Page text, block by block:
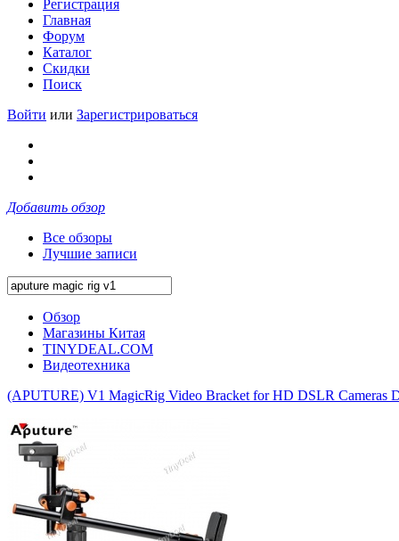
Регистрация
Главная
Форум
Каталог
Скидки
Поиск
Войти или Зарегистрироваться
Добавить обзор
Все обзоры
Лучшие записи
Обзор
Магазины Китая
TINYDEAL.COM
Видеотехника
(APUTURE) V1 MagicRig Video Bracket for HD DSLR Cameras